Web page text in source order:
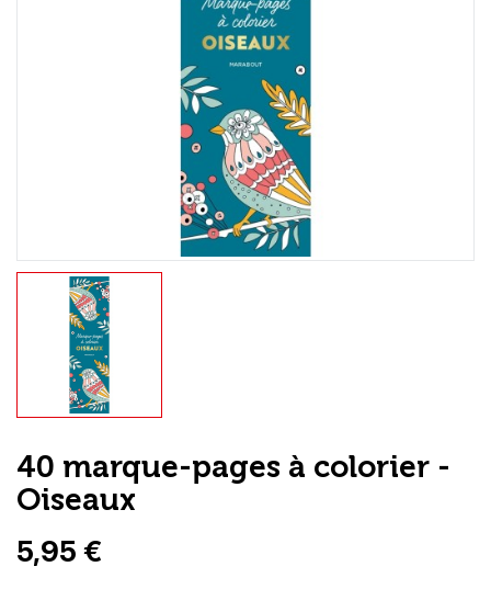
40 marque-pages à colorier -
Oiseaux
5,95 €